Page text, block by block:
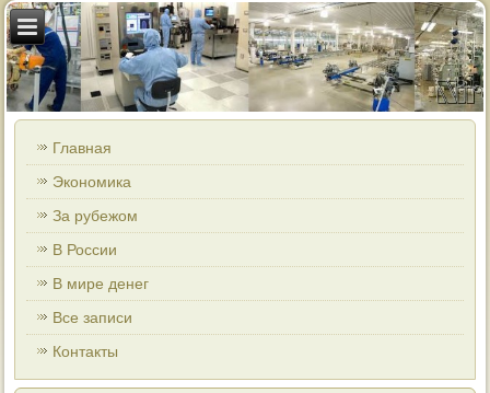
Главная
Экономика
За рубежом
В России
В мире денег
Все записи
Контакты